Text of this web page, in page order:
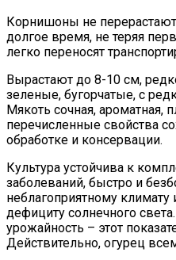
Корнишоны не
долгое время, не теряя
легко переносят
Вырастают до 8-10 см,
зеленые, бугорчатые, с
Мякоть сочная, ароматная,
перечисленные свойства
обработке и консервации.
Культура устойчива к
заболеваний, быстро и
неблагоприятному
дефициту солнечного
урожайность – этот
Действительно, огурец